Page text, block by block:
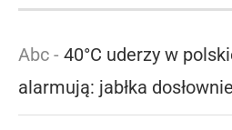
Abc - 40°C uderzy w
alarmują: jabłka